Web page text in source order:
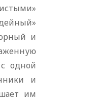
и
одной
и
им